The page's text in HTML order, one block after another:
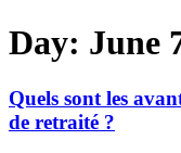
Day: June
Quels sont les
de retraité ?